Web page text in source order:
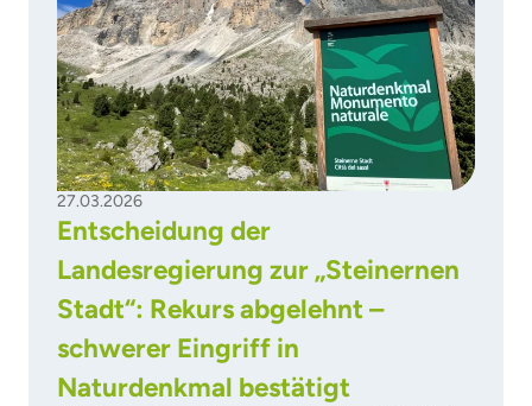
27.03.2026
Entscheidung der
Landesregierung zur „Steinernen
Stadt“: Rekurs abgelehnt –
schwerer Eingriff in
Naturdenkmal bestätigt